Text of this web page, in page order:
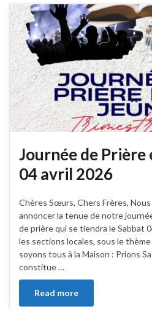
Journée de Prière
04 avril 2026
Chères Sœurs, Chers Frères,
annoncer la tenue de notre
de prière qui se tiendra le Sabbat
les sections locales, sous le thème
soyons tous à la Maison : Prions
constitue …
Read more